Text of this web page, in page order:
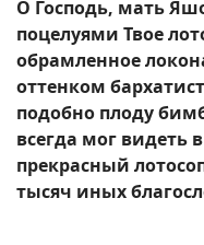
О Господь, мать
поцелуями Твое
обрамленное
оттенком
подобно плоду
всегда мог видеть
прекрасный
тысяч иных